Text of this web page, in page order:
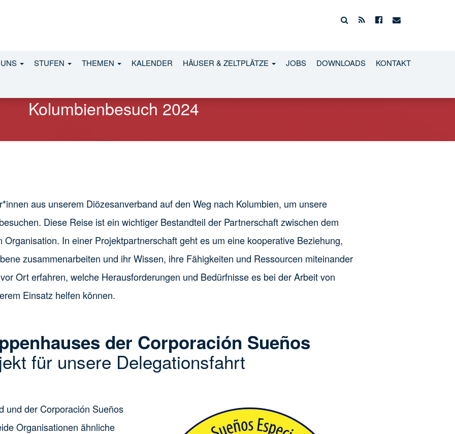
STUFEN THEMEN KALENDER HÄUSER & ZELTPLÄTZE JOBS DOWNLOADS KONTAKT
Kolumbienbesuch 2024
aus unserem Diözesanverband auf den Weg nach Kolumbien, um unsere
Diese Reise ist ein wichtiger Bestandteil der Partnerschaft zwischen dem
In einer Projektpartnerschaft geht es um eine kooperative Beziehung,
zusammenarbeiten und ihr Wissen, ihre Fähigkeiten und Ressourcen miteinander
Ort erfahren, welche Herausforderungen und Bedürfnisse es bei der Arbeit von
Einsatz helfen können.
der Corporación Sueños
für unsere Delegationsfahrt
und der Corporación Sueños
Organisationen ähnliche